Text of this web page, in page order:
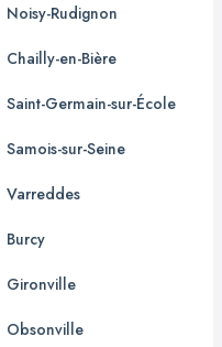
Noisy-Rudignon
Chailly-en-Bière
Saint-Germain-sur-École
Samois-sur-Seine
Varreddes
Burcy
Gironville
Obsonville